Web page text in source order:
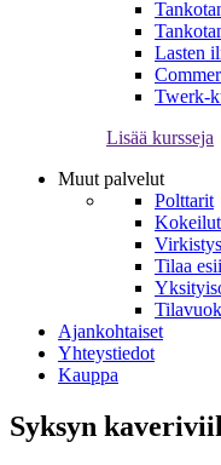
Lasten
Twerk-
Lisää kursseja
Muut palvelut
Polttarit
Tilaa
Ajankohtaiset
Yhteystiedot
Kauppa
Syksyn